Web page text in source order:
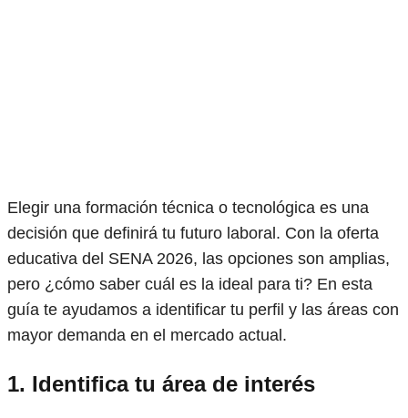
Elegir una formación técnica o tecnológica es una
decisión que definirá tu futuro laboral. Con la oferta
educativa del SENA 2026, las opciones son amplias,
pero ¿cómo saber cuál es la ideal para ti? En esta
guía te ayudamos a identificar tu perfil y las áreas con
mayor demanda en el mercado actual.
1. Identifica tu área de interés